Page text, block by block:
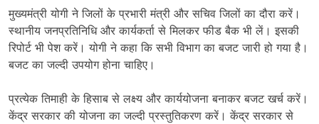
मुख्यमंत्री योगी ने जिलों के प्रभारी मंत्री और सचिव जिलों का दौरा करें।
स्थानीय जनप्रतिनिधि और कार्यकर्ता से मिलकर फीड बैक भी लें। इसकी
रिपोर्ट भी पेश करें। योगी ने कहा कि सभी विभाग का बजट जारी हो गया है।
बजट का जल्दी उपयोग होना चाहिए।
प्रत्येक तिमाही के हिसाब से लक्ष्य और कार्ययोजना बनाकर बजट खर्च करें।
केंद्र सरकार की योजना का जल्दी प्रस्तुतिकरण करें। केंद्र सरकार से